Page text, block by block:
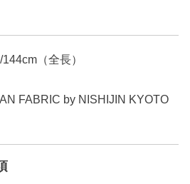
（全長）
FABRIC by NISHIJIN KYOTO